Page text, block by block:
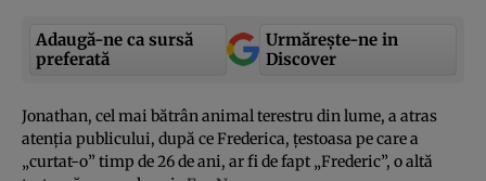
Adaugă-ne ca sursă
preferată
Urmărește-ne in
Discover
Jonathan, cel mai bătrân animal terestru din lume, a atras
atenţia publicului, după ce Frederica, ţestoasa pe care a
„curtat-o” timp de 26 de ani, ar fi de fapt „Frederic”, o altă